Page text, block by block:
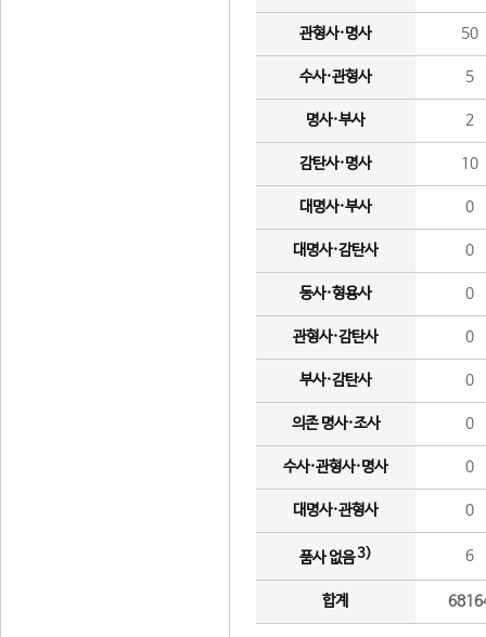
관형사·명사 50
수사·관형사 5
명사·부사 2
감탄사·명사 10
대명사·부사 0
대명사·감탄사 0
동사·형용사 0
관형사·감탄사 0
부사·감탄사 0
의존 명사·조사 0
수사·관형사·명사 0
대명사·관형사 0
품사 없음3) 6
합계